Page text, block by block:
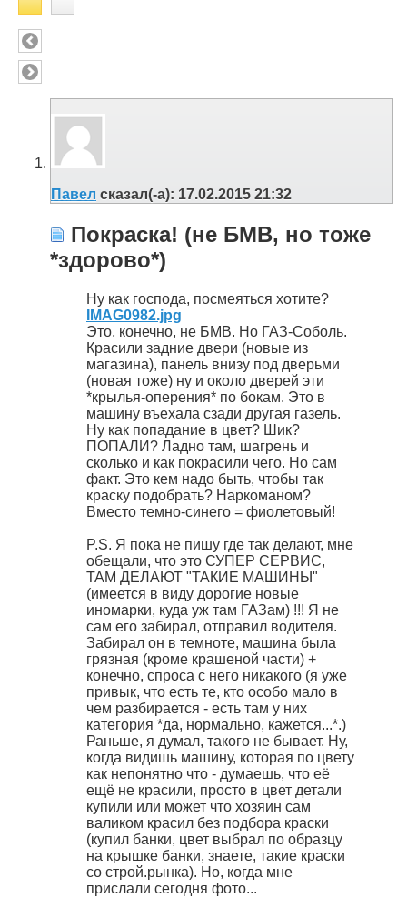
Павел сказал(-а): 17.02.2015 21:32
Покраска! (не БМВ, но тоже
*здорово*)
Ну как господа, посмеяться хотите?
IMAG0982.jpg
Это, конечно, не БМВ. Но ГАЗ-Соболь.
Красили задние двери (новые из
магазина), панель внизу под дверьми
(новая тоже) ну и около дверей эти
*крылья-оперения* по бокам. Это в
машину въехала сзади другая газель.
Ну как попадание в цвет? Шик?
ПОПАЛИ? Ладно там, шагрень и
сколько и как покрасили чего. Но сам
факт. Это кем надо быть, чтобы так
краску подобрать? Наркоманом?
Вместо темно-синего = фиолетовый!
P.S. Я пока не пишу где так делают, мне
обещали, что это СУПЕР СЕРВИС,
ТАМ ДЕЛАЮТ "ТАКИЕ МАШИНЫ"
(имеется в виду дорогие новые
иномарки, куда уж там ГАЗам) !!! Я не
сам его забирал, отправил водителя.
Забирал он в темноте, машина была
грязная (кроме крашеной части) +
конечно, спроса с него никакого (я уже
привык, что есть те, кто особо мало в
чем разбирается - есть там у них
категория *да, нормально, кажется...*.)
Раньше, я думал, такого не бывает. Ну,
когда видишь машину, которая по цвету
как непонятно что - думаешь, что её
ещё не красили, просто в цвет детали
купили или может что хозяин сам
валиком красил без подбора краски
(купил банки, цвет выбрал по образцу
на крышке банки, знаете, такие краски
со строй.рынка). Но, когда мне
прислали сегодня фото...